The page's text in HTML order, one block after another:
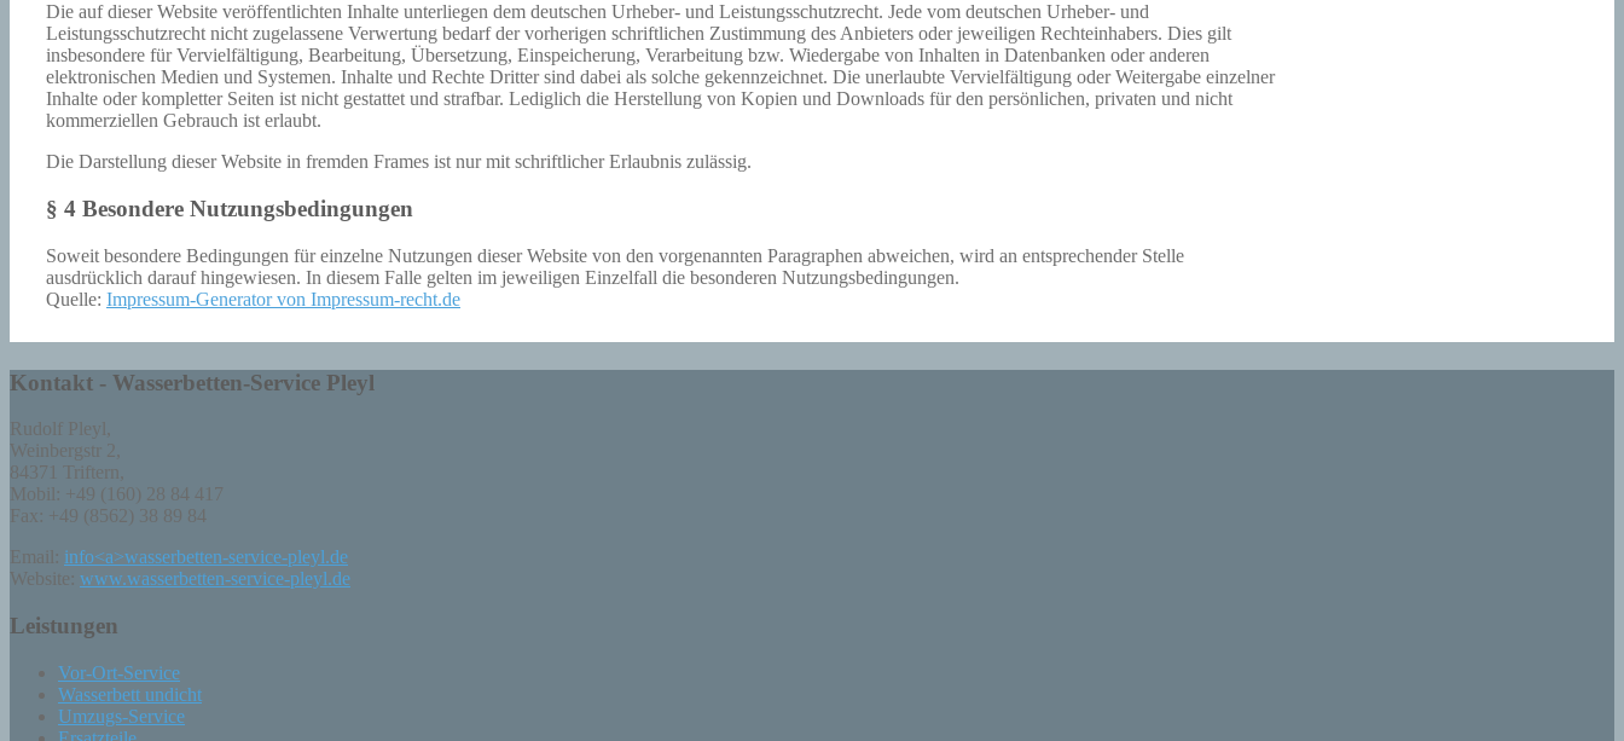
Die auf dieser Website veröffentlichten Inhalte unterliegen dem deutschen Urheber- und Leistungsschutzrecht. Jede vom deutschen Urheber- und
Leistungsschutzrecht nicht zugelassene Verwertung bedarf der vorherigen schriftlichen Zustimmung des Anbieters oder jeweiligen Rechteinhabers. Dies gilt
insbesondere für Vervielfältigung, Bearbeitung, Übersetzung, Einspeicherung, Verarbeitung bzw. Wiedergabe von Inhalten in Datenbanken oder anderen
elektronischen Medien und Systemen. Inhalte und Rechte Dritter sind dabei als solche gekennzeichnet. Die unerlaubte Vervielfältigung oder Weitergabe einzelner
Inhalte oder kompletter Seiten ist nicht gestattet und strafbar. Lediglich die Herstellung von Kopien und Downloads für den persönlichen, privaten und nicht
kommerziellen Gebrauch ist erlaubt.
Die Darstellung dieser Website in fremden Frames ist nur mit schriftlicher Erlaubnis zulässig.
§ 4 Besondere Nutzungsbedingungen
Soweit besondere Bedingungen für einzelne Nutzungen dieser Website von den vorgenannten Paragraphen abweichen, wird an entsprechender Stelle
ausdrücklich darauf hingewiesen. In diesem Falle gelten im jeweiligen Einzelfall die besonderen Nutzungsbedingungen.
Quelle: Impressum-Generator von Impressum-recht.de
Kontakt - Wasserbetten-Service Pleyl
Rudolf Pleyl,
Weinbergstr 2,
84371 Triftern,
Mobil: +49 (160) 28 84 417
Fax: +49 (8562) 38 89 84
Email: info<a>wasserbetten-service-pleyl.de
Website: www.wasserbetten-service-pleyl.de
Leistungen
Vor-Ort-Service
Wasserbett undicht
Umzugs-Service